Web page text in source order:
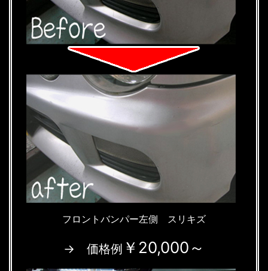
フロントバンパー左側 スリキズ
→ 価格例 ￥20,000～